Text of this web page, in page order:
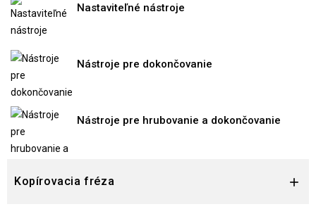
Nastaviteľné nástroje
Nástroje pre dokončovanie
Nástroje pre hrubovanie a dokončovanie
Kopírovacia fréza 